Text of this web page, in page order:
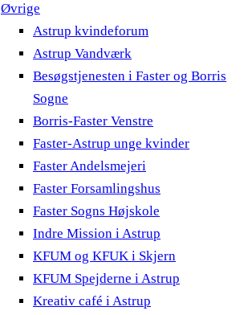
Øvrige
Astrup kvindeforum
Astrup Vandværk
Besøgstjenesten i Faster og Borris
Sogne
Borris-Faster Venstre
Faster-Astrup unge kvinder
Faster Andelsmejeri
Faster Forsamlingshus
Faster Sogns Højskole
Indre Mission i Astrup
KFUM og KFUK i Skjern
KFUM Spejderne i Astrup
Kreativ café i Astrup